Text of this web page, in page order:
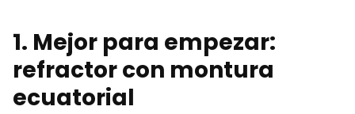
1. Mejor para empezar:
refractor con montura
ecuatorial